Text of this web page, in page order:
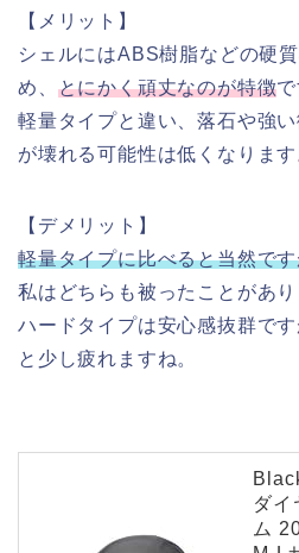
【メリット】
シェルにはABS樹脂などの硬
め、 とにかく頑丈なのが特徴で
軽量タイプと違い、落石や強
が壊れる可能性は低くなります
【デメリット】
軽量タイプに比べると当然で
私はどちらも被ったことがあ
ハードタイプは安心感抜群で
と少し疲れますね。
ダイ
ム